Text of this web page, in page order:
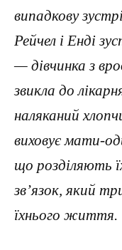
випадкову
Рейчел і Енді
— дівчинка з
звикла до
наляканий
виховує мати-
що розділяють
зв’язок, який
їхнього життя.